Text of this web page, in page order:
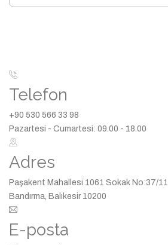
Telefon
+90 530 566 33 98
Pazartesi - Cumartesi: 09.00 - 18.00
Adres
Paşakent Mahallesi 1061 Sokak No:37/11
Bandırma, Balıkesir 10200
E-posta